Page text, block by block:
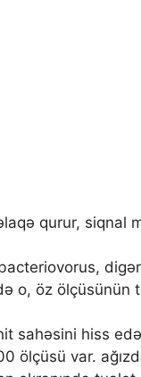
qurur, siqnal
o, öz
sahəsini hiss
ölçüsü var.